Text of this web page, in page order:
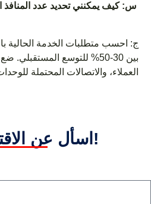
س: كيف يمكنني تحديد عدد المنافذ
ج: احسب متطلبات الخدمة الحالية
بين 30-50% للتوسع
العملاء، والاتصالات المحتملة
اسأل عن الاقتباس الآن!